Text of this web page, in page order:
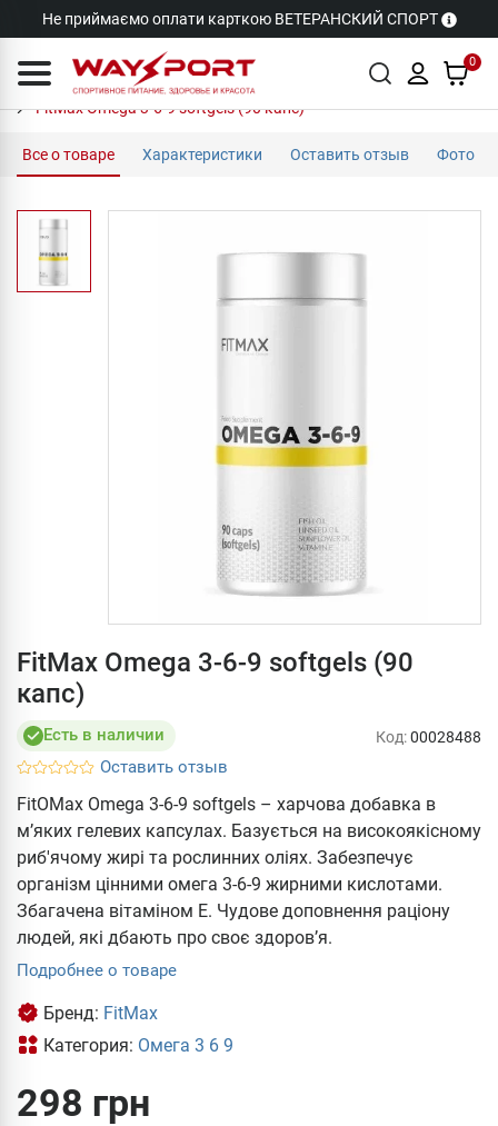
Не приймаємо оплати карткою ВЕТЕРАНСКИЙ СПОРТ
0
FitMax Omega 3-6-9 softgels (90 капс)
Все о товаре Характеристики Оставить отзыв Фото
FitMax Omega 3-6-9 softgels (90
капс)
Есть в наличии
Оставить отзыв
Код:00028488
FitOMax Omega 3-6-9 softgels – харчова добавка в
м’яких гелевих капсулах. Базується на високоякісному
риб'ячому жирі та рослинних оліях. Забезпечує
організм цінними омега 3-6-9 жирними кислотами.
Збагачена вітаміном Е. Чудове доповнення раціону
людей, які дбають про своє здоров’я.
Подробнее о товаре
Бренд: FitMax
Категория: Омега 3 6 9
298 грн